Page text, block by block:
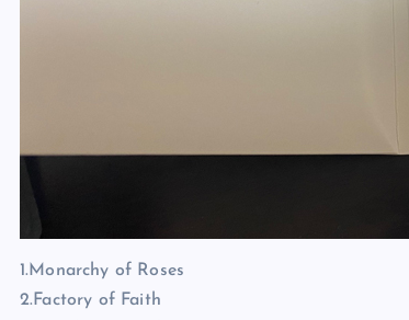
1.Monarchy of Roses
2.Factory of Faith